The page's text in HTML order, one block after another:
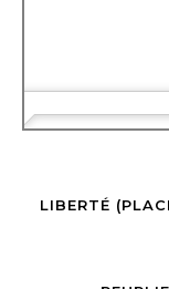
LIBERTÉ